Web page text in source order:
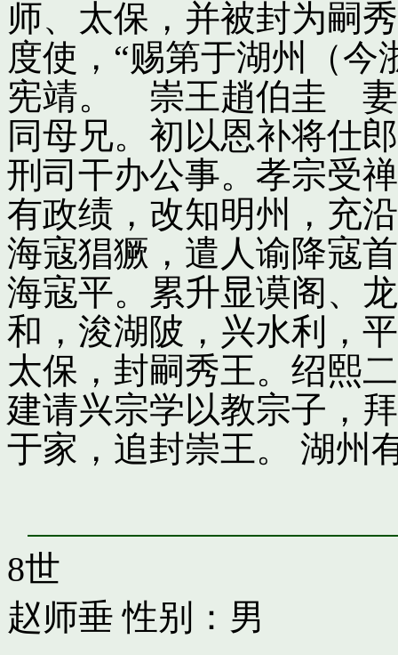
师、太保，并被封为嗣
度使，“赐第于湖州（今
宪靖。 崇王趙伯圭 妻
同母兄。初以恩补将仕
刑司干办公事。孝宗受
有政绩，改知明州，充
海寇猖獗，遣人谕降寇
海寇平。累升显谟阁、
和，浚湖陂，兴水利，
太保，封嗣秀王。绍熙
建请兴宗学以教宗子，
于家，追封崇王。 湖州
8世
赵师垂 性别：男